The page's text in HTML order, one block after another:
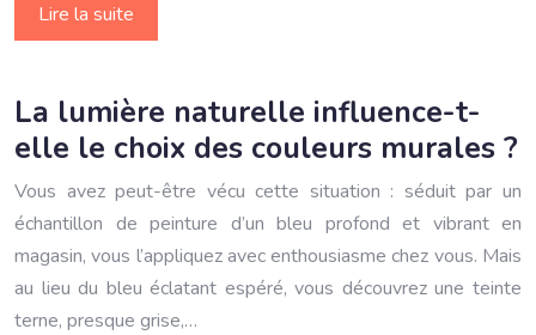
Lire la suite
La lumière naturelle influence-t-
elle le choix des couleurs murales ?
Vous avez peut-être vécu cette situation : séduit par un
échantillon de peinture d’un bleu profond et vibrant en
magasin, vous l’appliquez avec enthousiasme chez vous. Mais
au lieu du bleu éclatant espéré, vous découvrez une teinte
terne, presque grise,…